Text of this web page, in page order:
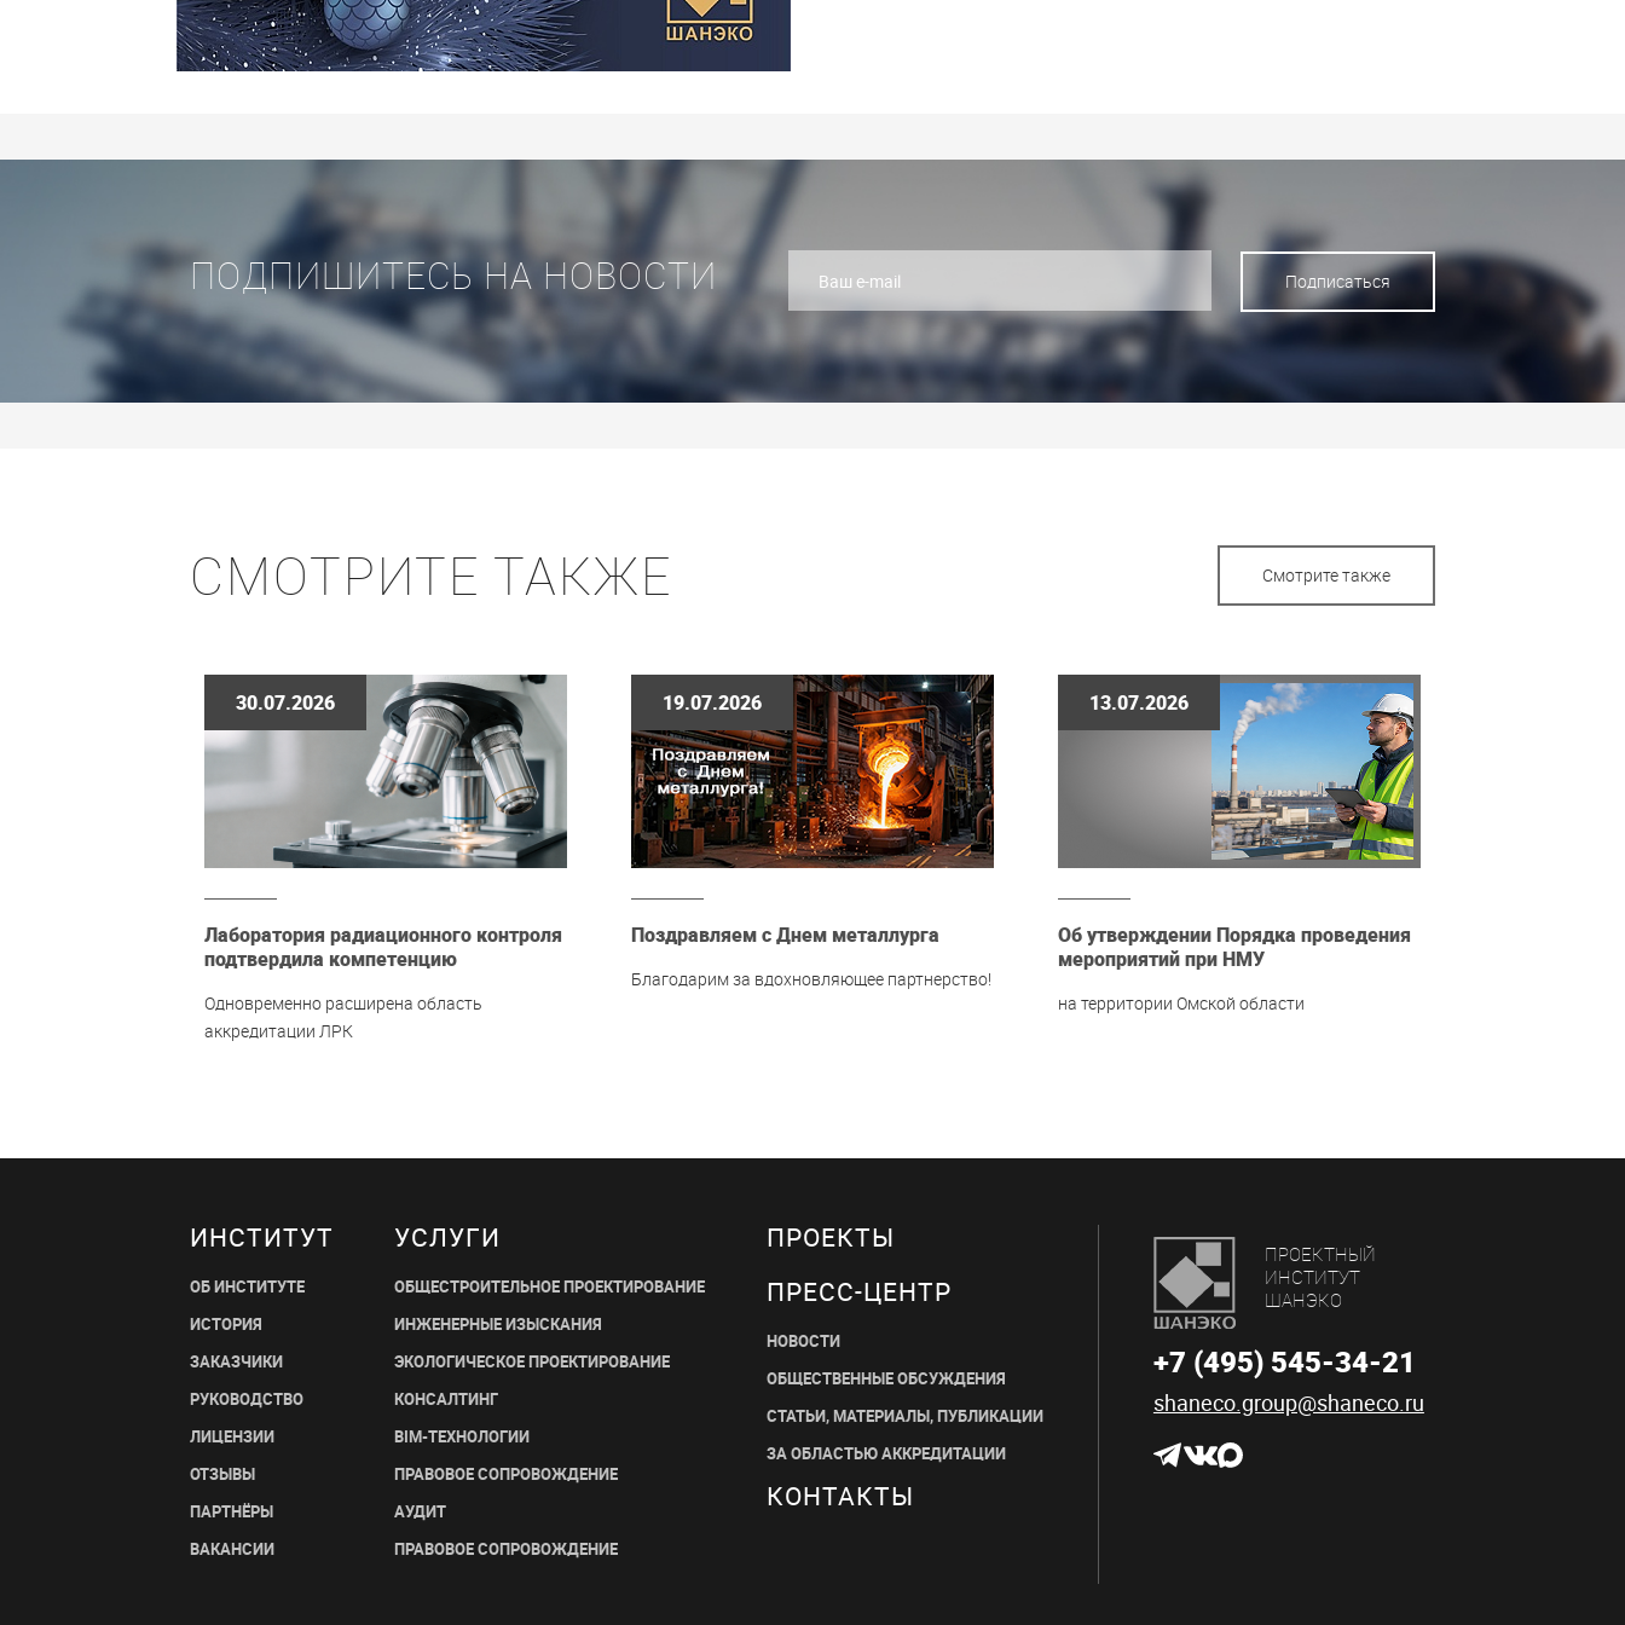
ПОДПИШИТЕСЬ НА НОВОСТИ Подписаться
СМОТРИТЕ ТАКЖЕ Смотрите также
30.07.2026
Лаборатория радиационного контроля
подтвердила компетенцию
Одновременно расширена область
аккредитации ЛРК
19.07.2026
Поздравляем с Днем металлурга
Благодарим за вдохновляющее партнерство!
13.07.2026
Об утверждении Порядка проведения
мероприятий при НМУ
на территории Омской области
ИНСТИТУТ
ОБ ИНСТИТУТЕ
ИСТОРИЯ
ЗАКАЗЧИКИ
РУКОВОДСТВО
ЛИЦЕНЗИИ
ОТЗЫВЫ
ПАРТНЁРЫ
ВАКАНСИИ
УСЛУГИ
ОБЩЕСТРОИТЕЛЬНОЕ ПРОЕКТИРОВАНИЕ
ИНЖЕНЕРНЫЕ ИЗЫСКАНИЯ
ЭКОЛОГИЧЕСКОЕ ПРОЕКТИРОВАНИЕ
КОНСАЛТИНГ
BIM-ТЕХНОЛОГИИ
ПРАВОВОЕ СОПРОВОЖДЕНИЕ
АУДИТ
ПРАВОВОЕ СОПРОВОЖДЕНИЕ
ПРОЕКТЫ
ПРЕСС-ЦЕНТР
НОВОСТИ
ОБЩЕСТВЕННЫЕ ОБСУЖДЕНИЯ
СТАТЬИ, МАТЕРИАЛЫ, ПУБЛИКАЦИИ
ЗА ОБЛАСТЬЮ АККРЕДИТАЦИИ
КОНТАКТЫ
ПРОЕКТНЫЙ
ИНСТИТУТ
ШАНЭКО
+7 (495) 545-34-21
shaneco.group@shaneco.ru